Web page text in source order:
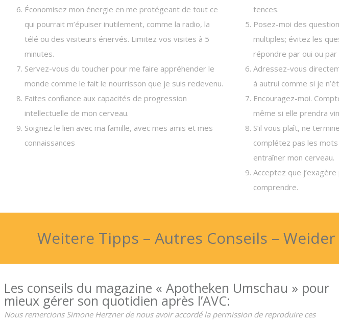
Économisez mon énergie en me protégeant de tout ce
qui pourrait m’épuiser inutilement, comme la radio, la
télé ou des visiteurs énervés. Limitez vos visites à 5
minutes.
Servez-vous du toucher pour me faire appréhender le
monde comme le fait le nourrisson que je suis redevenu.
Faites confiance aux capacités de progression
intellectuelle de mon cerveau.
Soignez le lien avec ma famille, avec mes amis et mes
connaissances
tences.
Posez-moi des
multiples; évitez les
répondre par oui ou par
Adressez-vous
à autrui comme si je
Encouragez-moi.
même si elle prendra
S’il vous plaît, ne
complétez pas les
entraîner mon cerveau.
Acceptez que
comprendre.
Weitere Tipps – Autres Conseils –
Les conseils du magazine « Apotheken Umschau » pour
mieux gérer son quotidien après l’AVC:
Nous remercions Simone Herzner de nous avoir accordé la permission de reproduire ces